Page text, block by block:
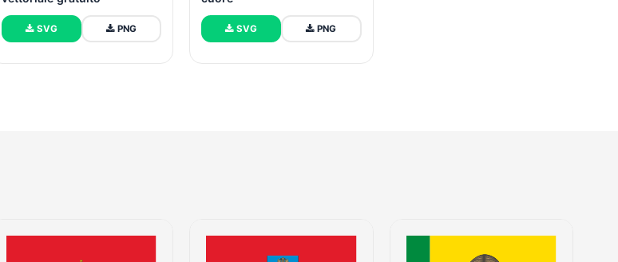
SVG PNG SVG PNG